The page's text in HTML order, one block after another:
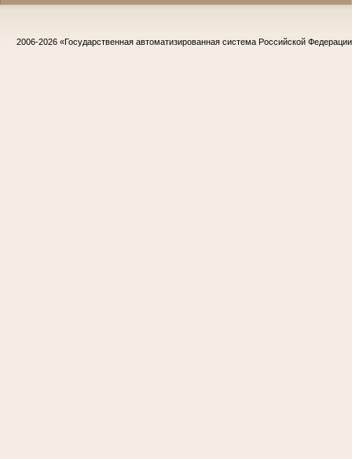
2006-2026 «Государственная автоматизированная система Российской